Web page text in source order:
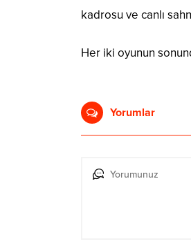
kadrosu ve canlı
Her iki oyunun
Yorumlar